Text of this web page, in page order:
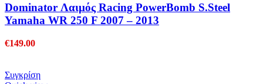
Dominator Λαιμός Racing PowerBomb S.Steel
Yamaha WR 250 F 2007 – 2013
€149.00
Συγκρίση